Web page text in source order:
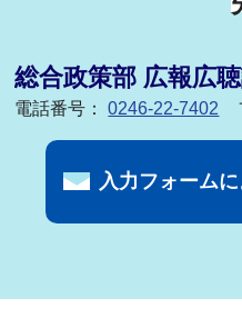
総合政策部 広報広
電話番号：0246-22-7402
入力フォーム